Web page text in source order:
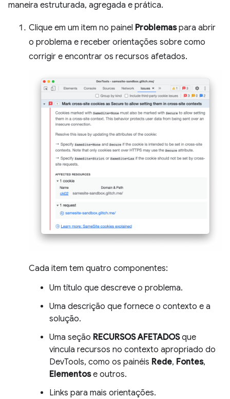
maneira estruturada, agregada e prática.
Clique em um item no painel Problemaspara abrir
o problema e receber orientações sobre como
corrigir e encontrar os recursos afetados.
Cada item tem quatro componentes:
Um título que descreve o problema.
Uma descrição que fornece o contexto e a
solução.
Uma seção RECURSOS AFETADOSque
vincula recursos no contexto apropriado do
DevTools, como os painéis Rede, Fontes,
Elementose outros.
Links para mais orientações.